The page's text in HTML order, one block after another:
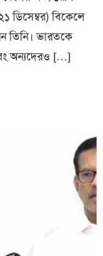
ডিসেম্বর) বিকেলে
তিনি। ভারতকে
অন্যদেরও […]